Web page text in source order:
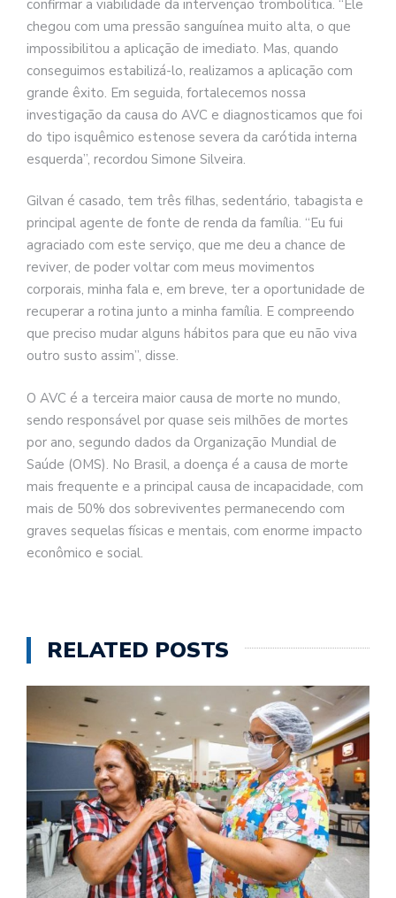
confirmar a viabilidade da intervenção trombolítica. “Ele
chegou com uma pressão sanguínea muito alta, o que
impossibilitou a aplicação de imediato. Mas, quando
conseguimos estabilizá-lo, realizamos a aplicação com
grande êxito. Em seguida, fortalecemos nossa
investigação da causa do AVC e diagnosticamos que foi
do tipo isquêmico estenose severa da carótida interna
esquerda”, recordou Simone Silveira.
Gilvan é casado, tem três filhas, sedentário, tabagista e
principal agente de fonte de renda da família. “Eu fui
agraciado com este serviço, que me deu a chance de
reviver, de poder voltar com meus movimentos
corporais, minha fala e, em breve, ter a oportunidade de
recuperar a rotina junto a minha família. E compreendo
que preciso mudar alguns hábitos para que eu não viva
outro susto assim”, disse.
O AVC é a terceira maior causa de morte no mundo,
sendo responsável por quase seis milhões de mortes
por ano, segundo dados da Organização Mundial de
Saúde (OMS). No Brasil, a doença é a causa de morte
mais frequente e a principal causa de incapacidade, com
mais de 50% dos sobreviventes permanecendo com
graves sequelas físicas e mentais, com enorme impacto
econômico e social.
RELATED POSTS